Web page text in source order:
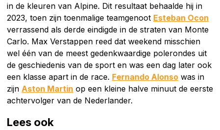
in de kleuren van Alpine. Dit resultaat behaalde hij in
2023, toen zijn toenmalige teamgenoot Esteban Ocon
verrassend als derde eindigde in de straten van Monte
Carlo. Max Verstappen reed dat weekend misschien
wel één van de meest gedenkwaardige polerondes uit
de geschiedenis van de sport en was een dag later ook
een klasse apart in de race. Fernando Alonso was in
zijn Aston Martin op een kleine halve minuut de eerste
achtervolger van de Nederlander.
Lees ook